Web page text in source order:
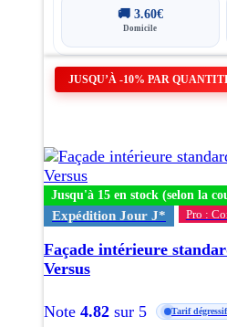
🚚 3.60€
Domicile
JUSQU’À -10% PAR
Jusqu'à 15 en stock (selon la
Expédition Jour J* Pro :
Façade intérieure
Versus
Note 4.82 sur 5 Tarif dégressif
Ce
produit
Les
options
peuvent
être
sur
la
du